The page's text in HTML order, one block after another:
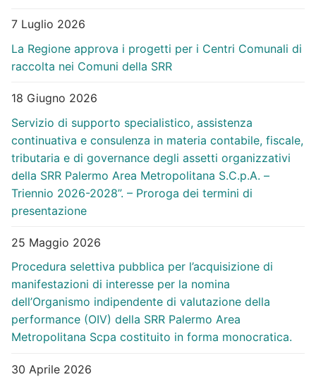
7 Luglio 2026
La Regione approva i progetti per i Centri Comunali di
raccolta nei Comuni della SRR
18 Giugno 2026
Servizio di supporto specialistico, assistenza
continuativa e consulenza in materia contabile, fiscale,
tributaria e di governance degli assetti organizzativi
della SRR Palermo Area Metropolitana S.C.p.A. –
Triennio 2026-2028”. – Proroga dei termini di
presentazione
25 Maggio 2026
Procedura selettiva pubblica per l’acquisizione di
manifestazioni di interesse per la nomina
dell’Organismo indipendente di valutazione della
performance (OIV) della SRR Palermo Area
Metropolitana Scpa costituito in forma monocratica.
30 Aprile 2026